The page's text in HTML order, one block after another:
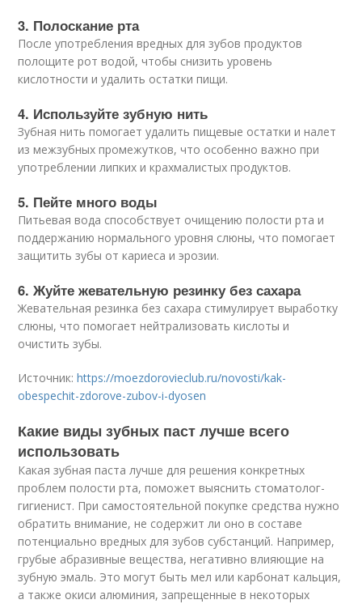
3. Полоскание рта
После употребления вредных для зубов продуктов
полощите рот водой, чтобы снизить уровень
кислотности и удалить остатки пищи.
4. Используйте зубную нить
Зубная нить помогает удалить пищевые остатки и налет
из межзубных промежутков, что особенно важно при
употреблении липких и крахмалистых продуктов.
5. Пейте много воды
Питьевая вода способствует очищению полости рта и
поддержанию нормального уровня слюны, что помогает
защитить зубы от кариеса и эрозии.
6. Жуйте жевательную резинку без сахара
Жевательная резинка без сахара стимулирует выработку
слюны, что помогает нейтрализовать кислоты и
очистить зубы.
Источник:https://moezdorovieclub.ru/novosti/kak-
obespechit-zdorove-zubov-i-dyosen
Какие виды зубных паст лучше всего
использовать
Какая зубная паста лучше для решения конкретных
проблем полости рта, поможет выяснить стоматолог-
гигиенист. При самостоятельной покупке средства нужно
обратить внимание, не содержит ли оно в составе
потенциально вредных для зубов субстанций. Например,
грубые абразивные вещества, негативно влияющие на
зубную эмаль. Это могут быть мел или карбонат кальция,
а также окиси алюминия, запрещенные в некоторых